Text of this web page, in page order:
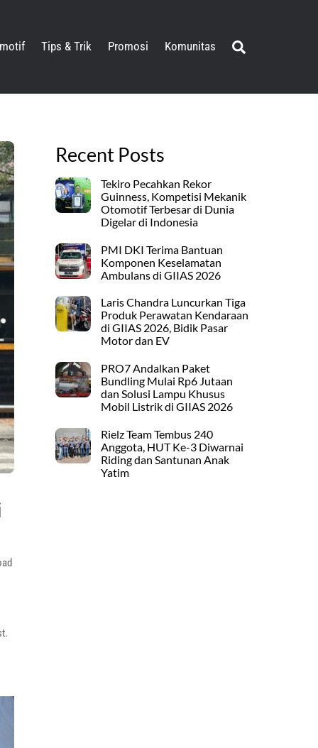
Tips & Trik Promosi Komunitas
Recent Posts
Tekiro Pecahkan Rekor
Guinness, Kompetisi Mekanik
Otomotif Terbesar di Dunia
Digelar di Indonesia
PMI DKI Terima Bantuan
Komponen Keselamatan
Ambulans di GIIAS 2026
Laris Chandra Luncurkan Tiga
Produk Perawatan Kendaraan
di GIIAS 2026, Bidik Pasar
Motor dan EV
PRO7 Andalkan Paket
Bundling Mulai Rp6 Jutaan
dan Solusi Lampu Khusus
Mobil Listrik di GIIAS 2026
Rielz Team Tembus 240
Anggota, HUT Ke-3 Diwarnai
Riding dan Santunan Anak
Yatim